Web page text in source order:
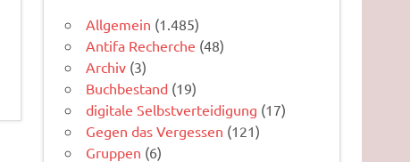
Allgemein (1.485)
Antifa Recherche (48)
Archiv (3)
Buchbestand (19)
digitale Selbstverteidigung (17)
Gegen das Vergessen (121)
Gruppen (6)